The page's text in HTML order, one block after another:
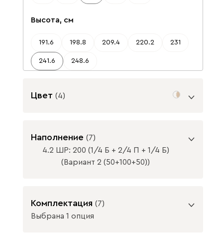
Высота, см
191.6 198.8 209.4 220.2 231
241.6 248.6
Цвет (4)
МДФ
рамка МДФ
Наполнение (7)
4.2 ШР: 200 (1/4 Б + 2/4 П + 1/4 Б)
(Вариант 2 (50+100+50))
60 см / распашного шкафа менее 50 см,
устанавливается выдвижная штанга.
Комплектация (7)
Выбрана 1 опция